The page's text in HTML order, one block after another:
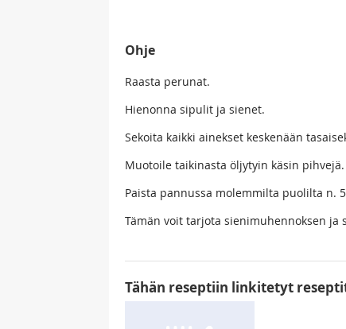
Ohje
Raasta perunat.
Hienonna sipulit ja sienet.
Sekoita kaikki ainekset keskenään
Muotoile taikinasta öljytyin käsin pihvejä.
Paista pannussa molemmilta puolilta n.
Tämän voit tarjota sienimuhennoksen ja
Tähän reseptiin linkitetyt